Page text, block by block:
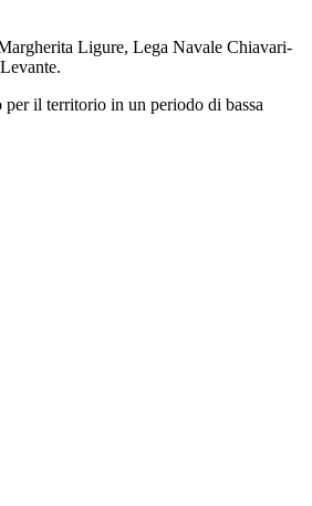
Ligure, Lega Navale Chiavari-
il territorio in un periodo di bassa